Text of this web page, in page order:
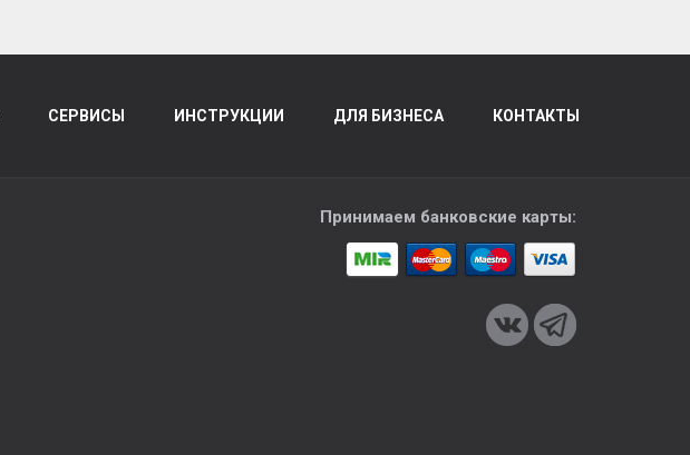
СЕРВИСЫ ИНСТРУКЦИИ ДЛЯ БИЗНЕСА КОНТАКТЫ
Принимаем банковские карты: